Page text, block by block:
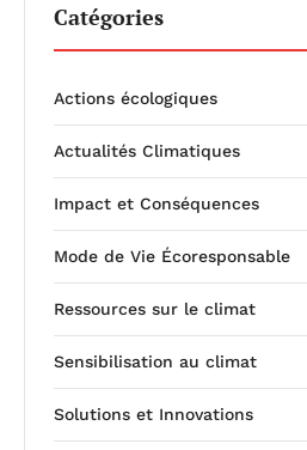
Catégories
Actions écologiques
Actualités Climatiques
Impact et Conséquences
Mode de Vie Écoresponsable
Ressources sur le climat
Sensibilisation au climat
Solutions et Innovations